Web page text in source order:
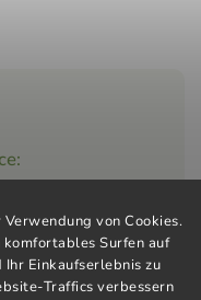
von Cookies.
Surfen auf
Einkaufserlebnis zu
Traffics verbessern